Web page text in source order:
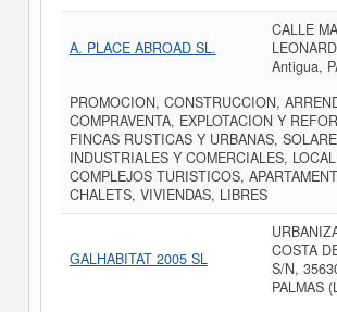
A. PLACE ABROAD SL.
CALLE
Antigua,
PROMOCION, CONSTRUCCION,
COMPRAVENTA, EXPLOTACION Y
FINCAS RUSTICAS Y URBANAS,
INDUSTRIALES Y COMERCIALES,
COMPLEJOS TURISTICOS,
CHALETS, VIVIENDAS, LIBRES
GALHABITAT 2005 SL
COSTA
S/N,
PALMAS